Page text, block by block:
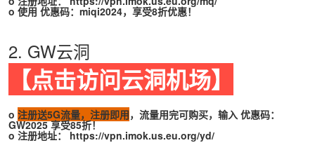
o 使用 优惠码：miqi2024，享受8折优惠！
2. GW云洞
【点击访问云洞机场】
o 注册送5G流量，注册即用，流量用完可购买，输入 优惠码：
GW2025 享受85折！
o 注册地址： https://vpn.imok.us.eu.org/yd/